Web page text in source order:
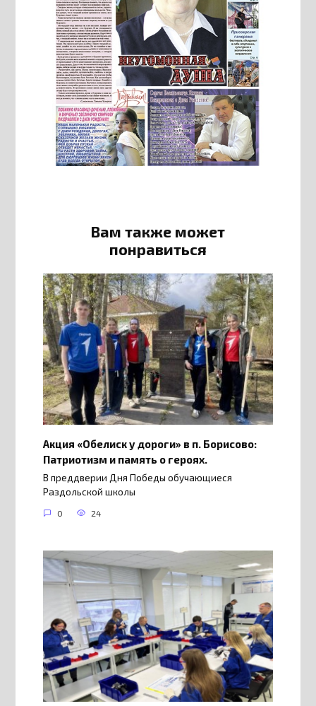
Вам также может
понравиться
Акция «Обелиск у дороги» в п. Борисово:
Патриотизм и память о героях.
В преддверии Дня Победы обучающиеся
Раздольской школы
0 24